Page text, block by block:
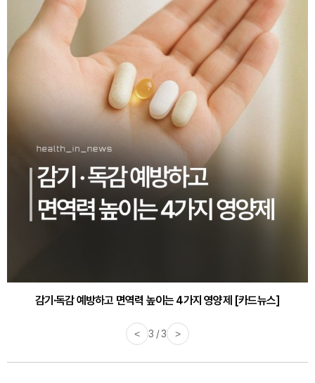
감기·독감 예방하고 면역력 높이는 4가지 영양제 [카드뉴스]
< 3 / 3 >